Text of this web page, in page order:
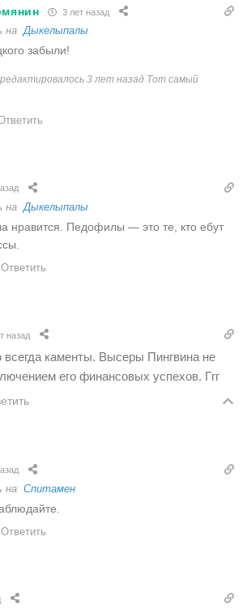
3 лет назад
наДыкелыпалы
забыли!
3 лет назад Тот самый
на Дыкелыпалы
нравится. Педофилы — это те, кто ебут
Ответить
назад
каменты. Высеры Пингвина не
его финансовых успехов. Ггг
на Спитамен
Ответить